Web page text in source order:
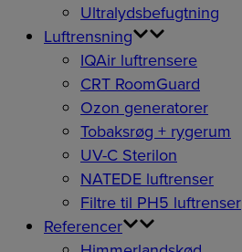
Ultralydsbefugtning
Luftrensning
IQAir luftrensere
CRT RoomGuard
Ozon generatorer
Tobaksrøg + rygerum
UV-C Sterilon
NATEDE luftrenser
Filtre til PH5 luftrenser
Referencer